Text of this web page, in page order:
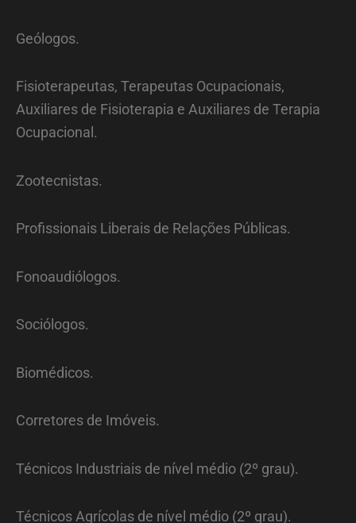
Geólogos.
Fisioterapeutas, Terapeutas Ocupacionais,
Auxiliares de Fisioterapia e Auxiliares de Terapia
Ocupacional.
Zootecnistas.
Profissionais Liberais de Relações Públicas.
Fonoaudiólogos.
Sociólogos.
Biomédicos.
Corretores de Imóveis.
Técnicos Industriais de nível médio (2º grau).
Técnicos Agrícolas de nível médio (2º grau).